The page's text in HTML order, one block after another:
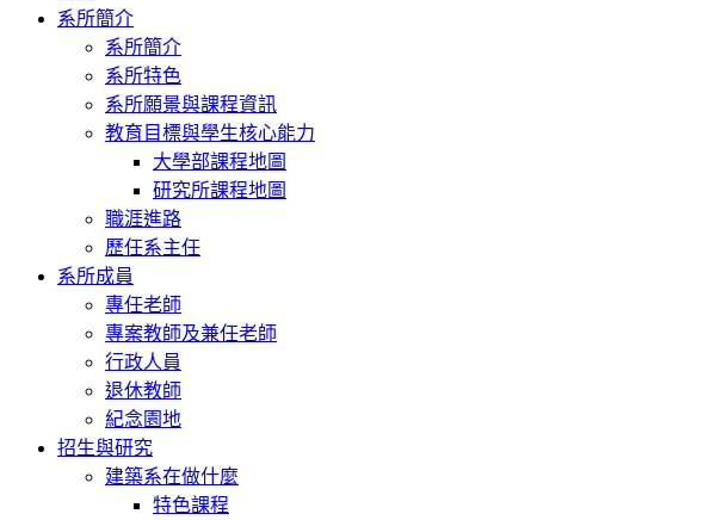
系所簡介
系所簡介
系所特色
系所願景與課程資訊
教育目標與學生核心能力
大學部課程地圖
研究所課程地圖
職涯進路
歷任系主任
系所成員
專任老師
專案教師及兼任老師
行政人員
退休教師
紀念園地
招生與研究
建築系在做什麼
特色課程